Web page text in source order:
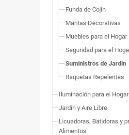
Funda de Cojin
Mantas Decorativas
Muebles para el Hogar
Seguridad para el
Suministros de Jardin
Raquetas Repelentes
Iluminación para el Hogar
Jardín y Aire Libre
Licuadoras, Batidoras y
Alimentos